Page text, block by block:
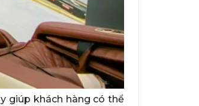
giúp khách hàng có thể